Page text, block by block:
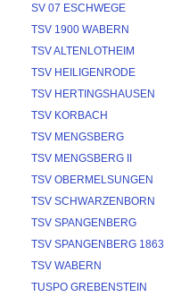
SV 07 ESCHWEGE
TSV 1900 WABERN
TSV ALTENLOTHEIM
TSV HEILIGENRODE
TSV HERTINGSHAUSEN
TSV KORBACH
TSV MENGSBERG
TSV MENGSBERG II
TSV OBERMELSUNGEN
TSV SCHWARZENBORN
TSV SPANGENBERG
TSV SPANGENBERG 1863
TSV WABERN
TUSPO GREBENSTEIN